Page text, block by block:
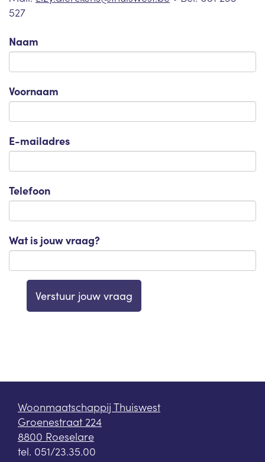
527
Naam
Voornaam
E-mailadres
Telefoon
Wat is jouw vraag?
Woonmaatschappij Thuiswest
Groenestraat 224
8800 Roeselare
tel. 051/23.35.00